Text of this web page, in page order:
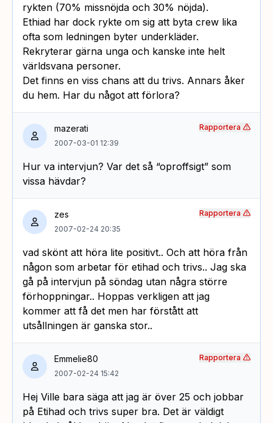
rykten (70% missnöjda och 30% nöjda).
Ethiad har dock rykte om sig att byta crew lika
ofta som ledningen byter underkläder.
Rekryterar gärna unga och kanske inte helt
världsvana personer.
Det finns en viss chans att du trivs. Annars åker
du hem. Har du något att förlora?
mazerati
2007-03-01 12:39
Hur va intervjun? Var det så “oproffsigt” som
vissa hävdar?
Rapportera
zes
2007-02-24 20:35
vad skönt att höra lite positivt.. Och att höra från
någon som arbetar för etihad och trivs.. Jag ska
gå på intervjun på söndag utan några större
förhoppningar.. Hoppas verkligen att jag
kommer att få det men har förstått att
utsållningen är ganska stor..
Rapportera
Emmelie80
2007-02-24 15:42
Hej Ville bara säga att jag är över 25 och jobbar
på Etihad och trivs super bra. Det är väldigt
Rapportera